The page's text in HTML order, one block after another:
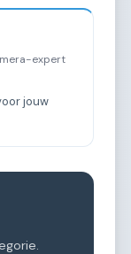
expert
jouw